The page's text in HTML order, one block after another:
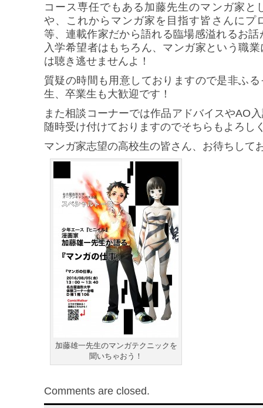
コース専任でもある加藤先生のマンガ家と
や、これからマンガ家を目指す皆さんにプ
等、連載作家だから語れる臨場感溢れるお
入学希望者はもちろん、マンガ家という職
は聴き逃せませんよ！
質疑の時間も用意しておりますので是非ふ
生、卒業生も大歓迎です！
また相談コーナーでは作品アドバイスやAO
随時受け付けておりますのでそちらもよろし
マンガ家志望の高校生の皆さん、お待ちして
加藤雄一先生のマンガテクニックを
聞いちゃおう！
Comments are closed.